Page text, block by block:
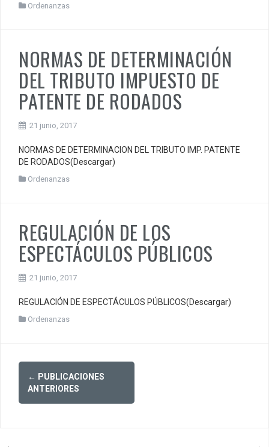
Ordenanzas
NORMAS DE DETERMINACIÓN
DEL TRIBUTO IMPUESTO DE
PATENTE DE RODADOS
21 junio, 2017
NORMAS DE DETERMINACION DEL TRIBUTO IMP. PATENTE
DE RODADOS(Descargar)
Ordenanzas
REGULACIÓN DE LOS
ESPECTÁCULOS PÚBLICOS
21 junio, 2017
REGULACIÓN DE ESPECTÁCULOS PÚBLICOS(Descargar)
Ordenanzas
Posts
navigation
← PUBLICACIONES
ANTERIORES